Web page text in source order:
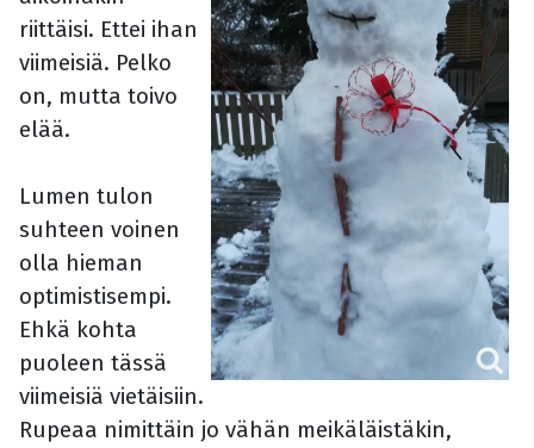
riittäisi. Ettei ihan
viimeisiä. Pelko
on, mutta toivo
elää.
Lumen tulon
suhteen voinen
olla hieman
optimistisempi.
Ehkä kohta
puoleen tässä
viimeisiä vietäisiin.
Rupeaa nimittäin jo vähän meikäläistäkin,